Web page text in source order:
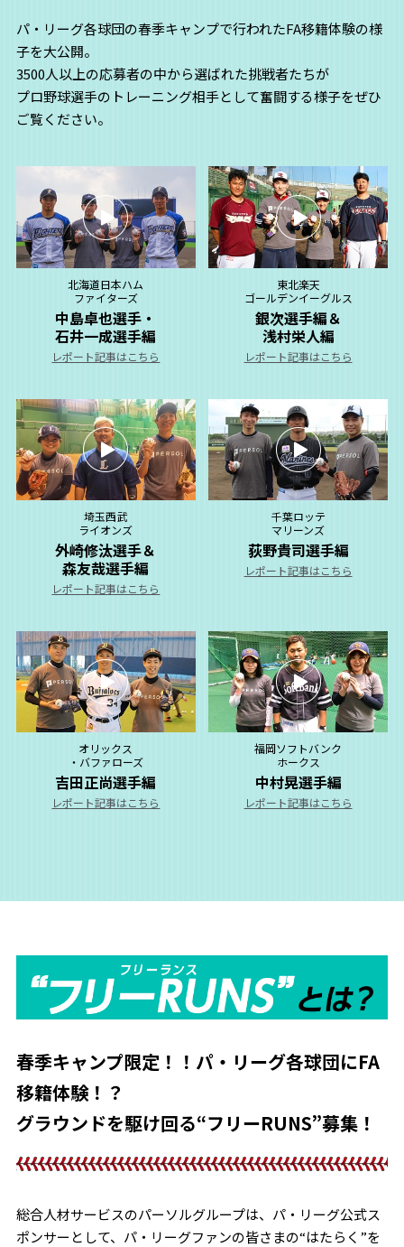
パ・リーグ各球団の春季キャンプで行われたFA移籍体験の様
子を大公開。
3500人以上の応募者の中から選ばれた挑戦者たちが
プロ野球選手のトレーニング相手として奮闘する様子をぜひ
ご覧ください。
北海道日本ハム
ファイターズ
中島卓也選手・
石井一成選手編
レポート記事はこちら
東北楽天
ゴールデンイーグルス
銀次選手編＆
浅村栄人編
レポート記事はこちら
埼玉西武
ライオンズ
外崎修汰選手＆
森友哉選手編
レポート記事はこちら
千葉ロッテ
マリーンズ
荻野貴司選手編
レポート記事はこちら
オリックス
・バファローズ
吉田正尚選手編
レポート記事はこちら
福岡ソフトバンク
ホークス
中村晃選手編
レポート記事はこちら
春季キャンプ限定！！パ・リーグ各球団にFA
移籍体験！？
グラウンドを駆け回る“フリーRUNS”募集！
総合人材サービスのパーソルグループは、パ・リーグ公式ス
ポンサーとして、 パ・リーグファンの皆さまの“はたらく”を